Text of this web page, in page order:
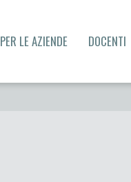
PER LE AZIENDE DOCENTI